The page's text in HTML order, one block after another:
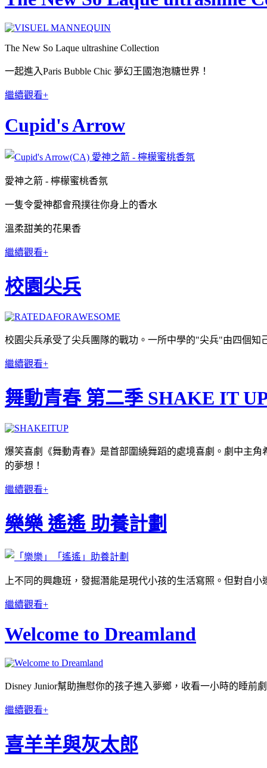
The New So Laque ultrashine Collection
一起進入Paris Bubble Chic 夢幻王國泡泡糖世界！
繼續觀看+
Cupid's Arrow
愛神之箭 - 檸檬蜜桃香氛
一隻令愛神都會飛撲往你身上的香水
溫柔甜美的花果香
繼續觀看+
校園尖兵
校園尖兵承受了尖兵團隊的戰功。一所中學的"尖兵"由四個知
繼續觀看+
舞動青春 第二季 SHAKE IT
爆笑喜劇《舞動青春》是首部圍繞舞蹈的處境喜劇。劇中主
的夢想！
繼續觀看+
樂樂 遙遙 助養計劃
上不同的興趣班，發掘潛能是現代小孩的生活寫照。但對自
繼續觀看+
Welcome to Dreamland
Disney Junior幫助撫慰你的孩子進入夢鄉，收看一小時的睡前
繼續觀看+
喜羊羊與灰太郎